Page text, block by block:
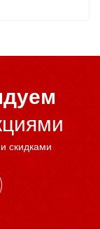
скидками